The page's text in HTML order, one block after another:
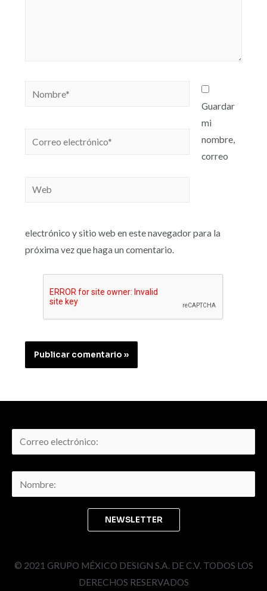
Guardar
mi
nombre,
correo
electrónico y sitio web en este navegador para la
próxima vez que haga un comentario.
© 2021 GRUPO MÉXICO DESIGN S.A. DE C.V. TODOS LOS
DERECHOS RESERVADOS